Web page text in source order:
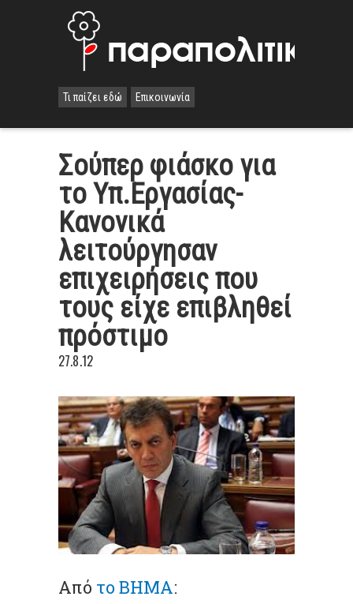
Τι παίζει εδώ Επικοινωνία
Σούπερ φιάσκο για
το Υπ.Εργασίας-
Κανονικά
λειτούργησαν
επιχειρήσεις που
τους είχε επιβληθεί
πρόστιμο
27.8.12
Από το ΒΗΜΑ: